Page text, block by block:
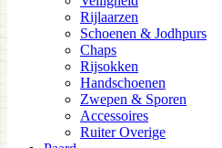
Rijlaarzen
Schoenen & Jodhpurs
Chaps
Rijsokken
Handschoenen
Zwepen & Sporen
Accessoires
Ruiter Overige